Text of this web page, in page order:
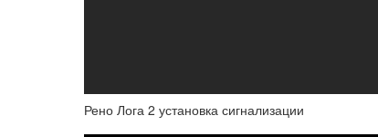
Рено Лога 2 установка сигнализации